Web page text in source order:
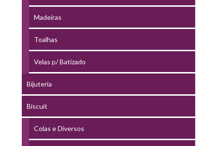
Madeiras
Toalhas
Velas p/ Batizado
Bijuteria
Biscuit
Colas e Diversos